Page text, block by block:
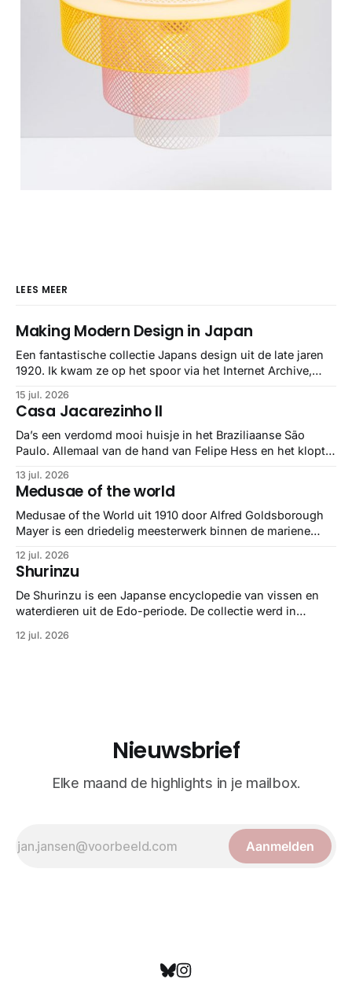
LEES MEER
Making Modern Design in Japan
Een fantastische collectie Japans design uit de late jaren
1920. Ik kwam ze op het spoor via het Internet Archive,
gebundeld in een: boek ✨ Daarin hebben ze alle scans een
stuk netter getrokken, maar op deze manier vind ik ze er
minstens
15 jul. 2026
Casa Jacarezinho II
Da’s een verdomd mooi huisje in het Braziliaanse São
Paulo. Allemaal van de hand van Felipe Hess en het klopt
13 jul. 2026
Medusae of the world
Medusae of the World uit 1910 door Alfred Goldsborough
Mayer is een driedelig meesterwerk binnen de mariene
gedetailleerd overzicht van kwallensoorten en hun
taxonomie. Het boek staat bekend om de combinatie van
strikte wetenschap met prachtige, handgetekende
illustraties en kleurendrukplaten van Mayer zelf.
12 jul. 2026
Shurinzu
De Shurinzu is een Japanse encyclopedie van vissen en
waterdieren uit de Edo-periode. De collectie werd in
bekend om verfijnde technieken en bijna driedimensionale
12 jul. 2026
Nieuwsbrief
Elke maand de highlights in je mailbox.
Aanmelden